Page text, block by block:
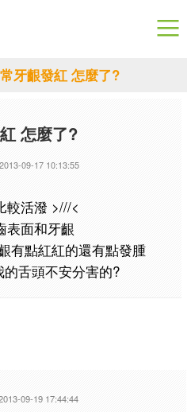
牙齦發紅 怎麼了?
怎麼了?
2013-09-17 10:13:55
較活潑 >///<
表面和牙齦
有點紅紅的還有點發腫
舌頭不安分害的?
09-19 17:44:44